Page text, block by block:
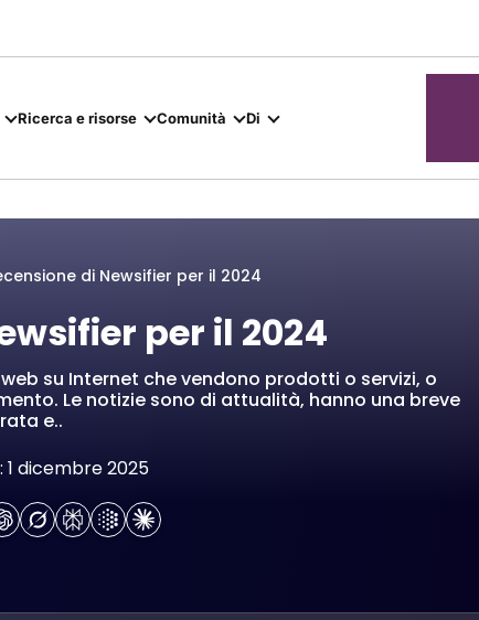
Ricerca e risorse Comunità Di
di Newsifier per il 2024
per il 2024
su Internet che vendono prodotti o servizi, o
Le notizie sono di attualità, hanno una breve
e..
1 dicembre 2025